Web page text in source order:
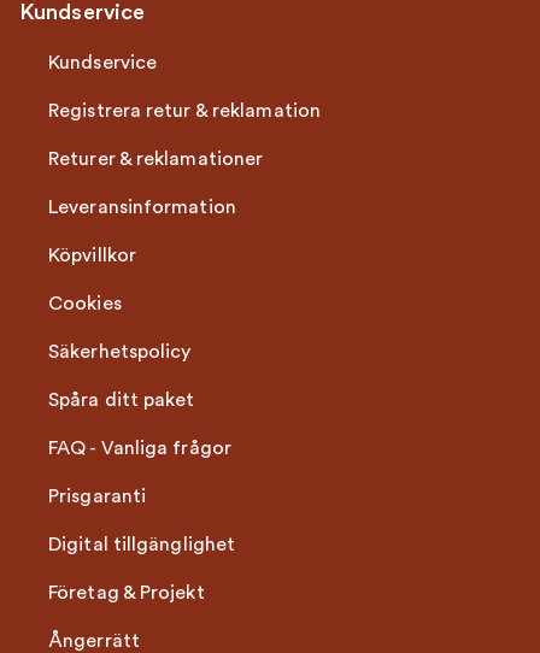
Kundservice
Kundservice
Registrera retur & reklamation
Returer & reklamationer
Leveransinformation
Köpvillkor
Cookies
Säkerhetspolicy
Spåra ditt paket
FAQ - Vanliga frågor
Prisgaranti
Digital tillgänglighet
Företag & Projekt
Ångerrätt